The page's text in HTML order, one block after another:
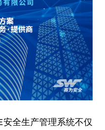
全生产管理系统不仅